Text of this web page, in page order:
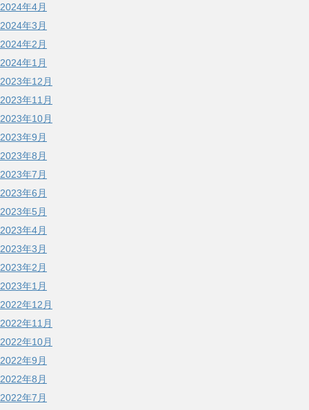
2024年4月
2024年3月
2024年2月
2024年1月
2023年12月
2023年11月
2023年10月
2023年9月
2023年8月
2023年7月
2023年6月
2023年5月
2023年4月
2023年3月
2023年2月
2023年1月
2022年12月
2022年11月
2022年10月
2022年9月
2022年8月
2022年7月